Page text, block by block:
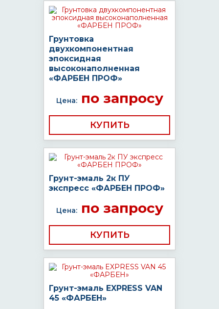
Грунтовка
двухкомпонентная
эпоксидная
высоконаполненная
«ФАРБЕН ПРОФ»
Цена:по запросу
КУПИТЬ
Грунт-эмаль 2к ПУ
экспресс «ФАРБЕН ПРОФ»
Цена:по запросу
КУПИТЬ
Грунт-эмаль EXPRESS VAN
45 «ФАРБЕН»